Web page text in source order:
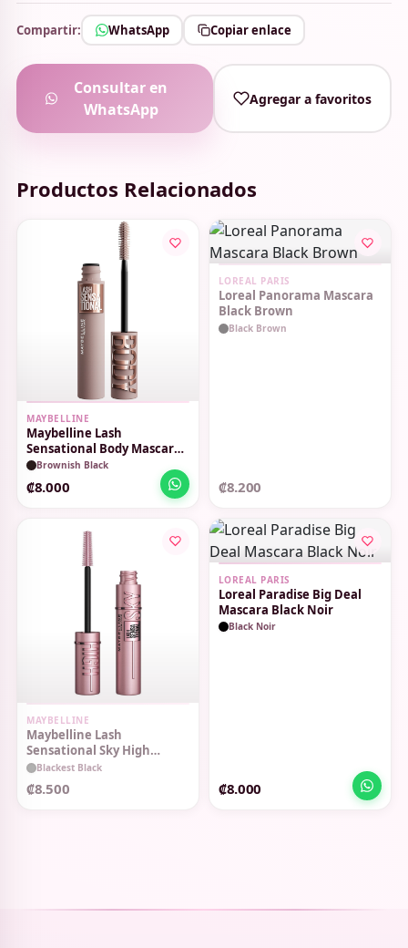
Compartir: WhatsApp Copiar enlace
Consultar en
WhatsApp
Agregar a favoritos
Productos Relacionados
MAYBELLINE
Maybelline Lash
Sensational Body Mascara
Brownish Black
Brownish Black
₡8.000
SIN STOCK
LOREAL PARIS
Loreal Panorama Mascara
Black Brown
Black Brown
₡8.200
SIN STOCK
MAYBELLINE
Maybelline Lash
Sensational Sky High
Mascara Blackest Black
Blackest Black
₡8.500
LOREAL PARIS
Loreal Paradise Big Deal
Mascara Black Noir
Black Noir
₡8.000